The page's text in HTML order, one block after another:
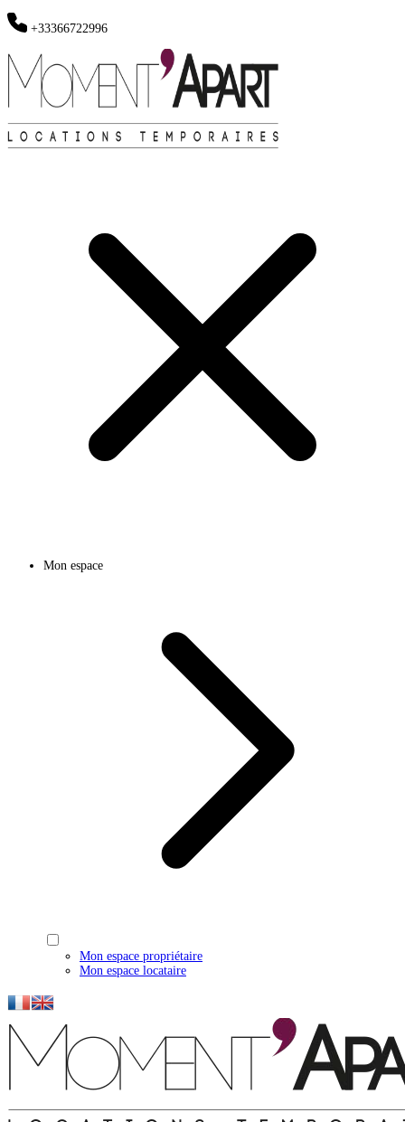
+33366722996
Mon espace
Mon espace propriétaire
Mon espace locataire